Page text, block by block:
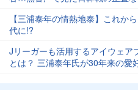
【三浦泰年の情熱地泰】これか
代に!?
Jリーガーも活用するアイウェ
とは？ 三浦泰年氏が30年来の愛